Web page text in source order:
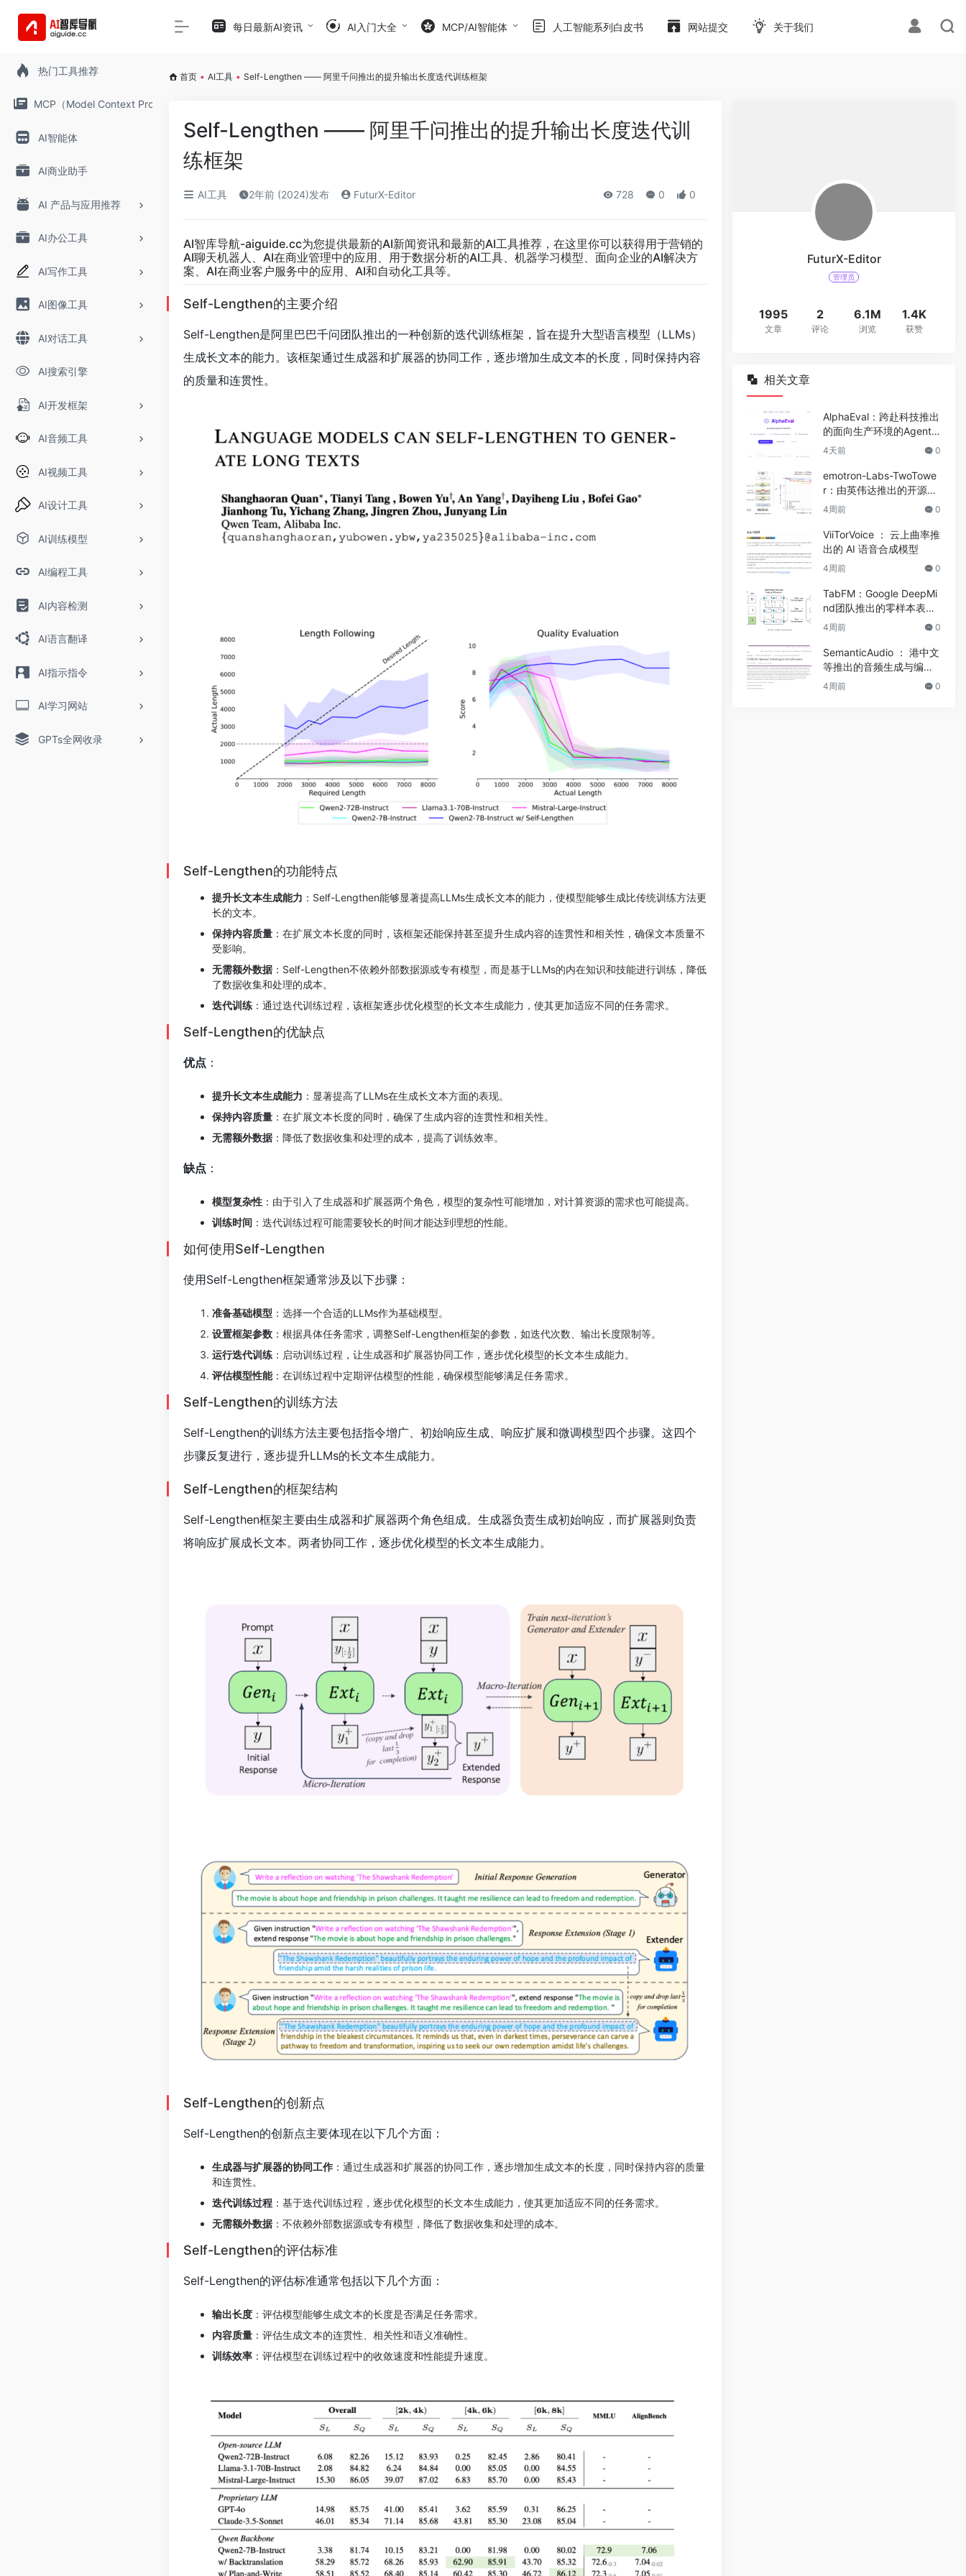
热门工具推荐
MCP（Model Context Protocol）
AI智能体
AI商业助手
AI 产品与应用推荐
AI办公工具
AI写作工具
AI图像工具
AI对话工具
AI搜索引擎
AI开发框架
AI音频工具
AI视频工具
AI设计工具
AI训练模型
AI编程工具
AI内容检测
AI语言翻译
AI指示指令
AI学习网站
GPTs全网收录
每日最新AI资讯 AI入门大全 MCP/AI智能体 人工智能系列白皮书 网站提交 关于我们
首页 • AI工具 • Self-Lengthen —— 阿里千问推出的提升输出长度迭代训练框架
Self-Lengthen —— 阿里千问推出的提升输出长度迭代训
练框架
AI工具 2年前 (2024)发布 FuturX-Editor 728 0 0
AI智库导航-aiguide.cc为您提供最新的AI新闻资讯和最新的AI工具推荐，在这里你可以获得用于营销的
AI聊天机器人、AI在商业管理中的应用、用于数据分析的AI工具、机器学习模型、面向企业的AI解决方
案、AI在商业客户服务中的应用、AI和自动化工具等。
Self-Lengthen的主要介绍
Self-Lengthen是阿里巴巴千问团队推出的一种创新的迭代训练框架，旨在提升大型语言模型（LLMs）
生成长文本的能力。该框架通过生成器和扩展器的协同工作，逐步增加生成文本的长度，同时保持内容
的质量和连贯性。
Self-Lengthen的功能特点
提升长文本生成能力 ：Self-Lengthen能够显著提高LLMs生成长文本的能力，使模型能够生成比传统训练方法更
长的文本。
保持内容质量 ：在扩展文本长度的同时，该框架还能保持甚至提升生成内容的连贯性和相关性，确保文本质量不
受影响。
无需额外数据：Self-Lengthen不依赖外部数据源或专有模型，而是基于LLMs的内在知识和技能进行训练，降低
了数据收集和处理的成本。
迭代训练 ：通过迭代训练过程，该框架逐步优化模型的长文本生成能力，使其更加适应不同的任务需求。
Self-Lengthen的优缺点
优点 ：
提升长文本生成能力 ：显著提高了LLMs在生成长文本方面的表现。
保持内容质量 ：在扩展文本长度的同时，确保了生成内容的连贯性和相关性。
无需额外数据：降低了数据收集和处理的成本，提高了训练效率。
缺点 ：
模型复杂性 ：由于引入了生成器和扩展器两个角色，模型的复杂性可能增加，对计算资源的需求也可能提高。
训练时间 ：迭代训练过程可能需要较长的时间才能达到理想的性能。
如何使用Self-Lengthen
使用Self-Lengthen框架通常涉及以下步骤：
准备基础模型 ：选择一个合适的LLMs作为基础模型。
设置框架参数 ：根据具体任务需求，调整Self-Lengthen框架的参数，如迭代次数、输出长度限制等。
运行迭代训练 ：启动训练过程，让生成器和扩展器协同工作，逐步优化模型的长文本生成能力。
评估模型性能：在训练过程中定期评估模型的性能，确保模型能够满足任务需求。
Self-Lengthen的训练方法
Self-Lengthen的训练方法主要包括指令增广、初始响应生成、响应扩展和微调模型四个步骤。这四个
步骤反复进行，逐步提升LLMs的长文本生成能力。
Self-Lengthen的框架结构
Self-Lengthen框架主要由生成器和扩展器两个角色组成。生成器负责生成初始响应，而扩展器则负责
将响应扩展成长文本。两者协同工作，逐步优化模型的长文本生成能力。
Self-Lengthen的创新点
Self-Lengthen的创新点主要体现在以下几个方面：
生成器与扩展器的协同工作 ：通过生成器和扩展器的协同工作，逐步增加生成文本的长度，同时保持内容的质量
和连贯性。
迭代训练过程 ：基于迭代训练过程，逐步优化模型的长文本生成能力，使其更加适应不同的任务需求。
无需额外数据：不依赖外部数据源或专有模型，降低了数据收集和处理的成本。
Self-Lengthen的评估标准
Self-Lengthen的评估标准通常包括以下几个方面：
输出长度 ：评估模型能够生成文本的长度是否满足任务需求。
内容质量 ：评估生成文本的连贯性、相关性和语义准确性。
训练效率 ：评估模型在训练过程中的收敛速度和性能提升速度。
FuturX-Editor
管理员
1995
文章
2
评论
6.1M
浏览
1.4K
获赞
相关文章
AlphaEval：跨赴科技推出
的面向生产环境的Agent
评测框架
4天前 0
emotron-Labs-TwoTowe
r：由英伟达推出的开源双
塔架构扩散语言模型
4周前 0
ViiTorVoice ： 云上曲率推
出的 AI 语音合成模型
4周前 0
TabFM：Google DeepMi
nd团队推出的零样本表格
基础模型
4周前 0
SemanticAudio ： 港中文
等推出的音频生成与编辑
框架
4周前 0